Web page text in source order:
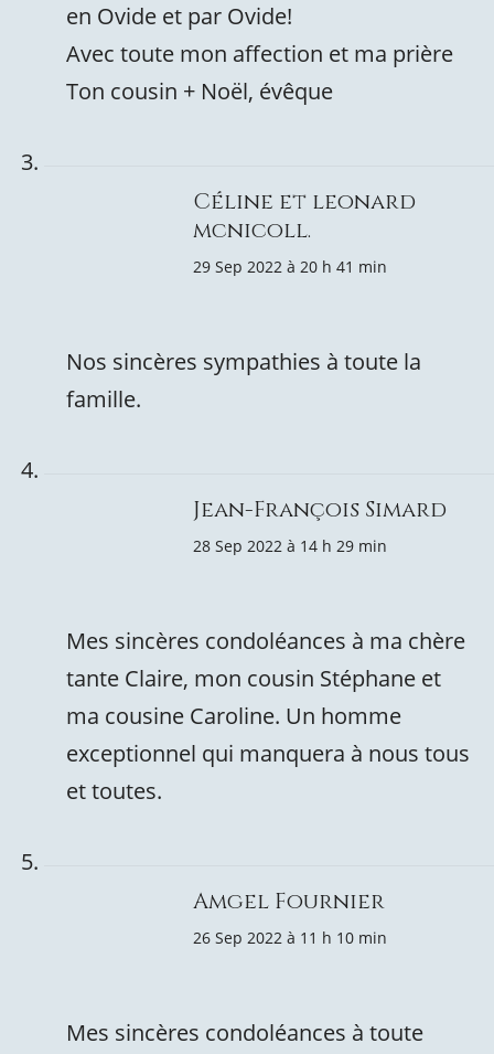
en Ovide et par Ovide!
Avec toute mon affection et ma prière
Ton cousin + Noël, évêque
Céline et leonard
mcnicoll.
29 Sep 2022 à 20 h 41 min
Nos sincères sympathies à toute la
famille.
Jean-François Simard
28 Sep 2022 à 14 h 29 min
Mes sincères condoléances à ma chère
tante Claire, mon cousin Stéphane et
ma cousine Caroline. Un homme
exceptionnel qui manquera à nous tous
et toutes.
Amgel Fournier
26 Sep 2022 à 11 h 10 min
Mes sincères condoléances à toute